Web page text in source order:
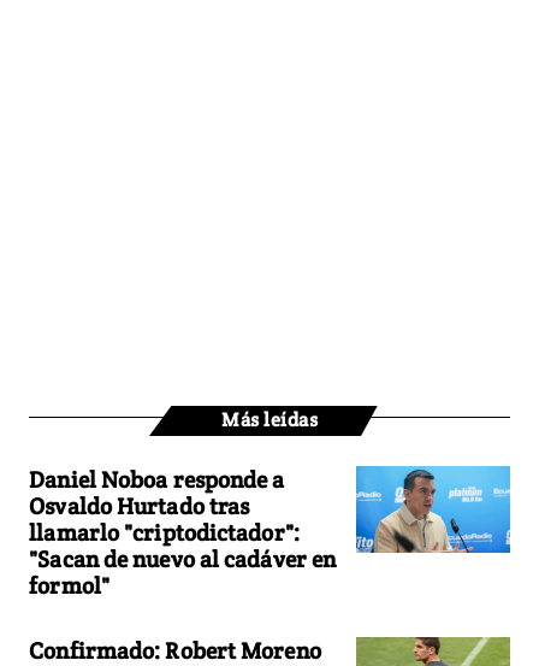
Más leídas
Daniel Noboa responde a
Osvaldo Hurtado tras
llamarlo "criptodictador":
"Sacan de nuevo al cadáver en
formol"
Confirmado: Robert Moreno